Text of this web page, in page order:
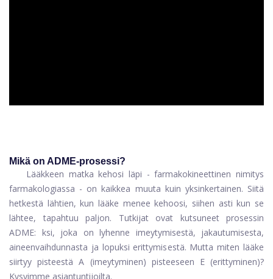
Mikä on ADME-prosessi?
Lääkkeen matka kehosi läpi - farmakokineettinen nimitys
farmakologiassa - on kaikkea muuta kuin yksinkertainen. Siitä
hetkestä lähtien, kun lääke menee kehoosi, siihen asti kun se
lähtee, tapahtuu paljon. Tutkijat ovat kutsuneet prosessin
ADME: ksi, joka on lyhenne imeytymisestä, jakautumisesta,
aineenvaihdunnasta ja lopuksi erittymisestä. Mutta miten lääke
siirtyy pisteestä A (imeytyminen) pisteeseen E (erittyminen)?
Kysyimme asiantuntijoilta.